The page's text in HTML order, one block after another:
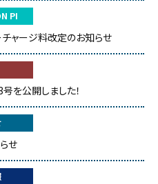
PI
チャージ料改定のお知らせ
を公開しました！
せ